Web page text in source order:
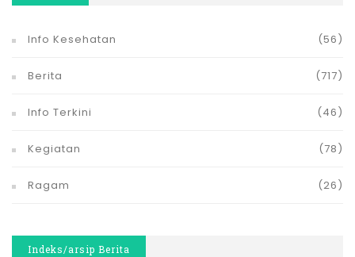
Info Kesehatan (56)
Berita (717)
Info Terkini (46)
Kegiatan (78)
Ragam (26)
Indeks/arsip Berita